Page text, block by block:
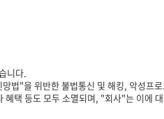
니다.
법"을 위반한 불법통신 및 해킹, 악성프로
택 등도 모두 소멸되며, "회사"는 이에